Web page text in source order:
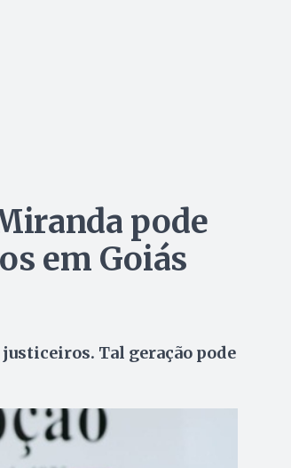
pode
em Goiás
Tal geração pode